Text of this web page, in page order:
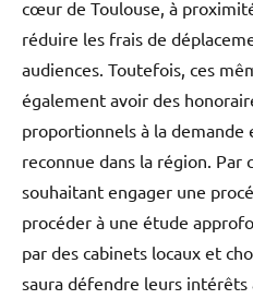
cœur de Toulouse, à
réduire les frais de
audiences. Toutefois, ces
également avoir des
proportionnels à la demande
reconnue dans la région. Par
souhaitant engager une
procéder à une étude
par des cabinets locaux et
saura défendre leurs intérêts